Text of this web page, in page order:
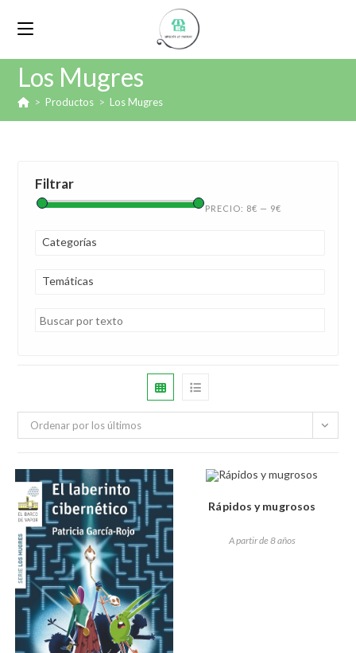
Los Mugres
> Productos > Los Mugres
Filtrar
PRECIO: 8€ — 9€
Categorías
Temáticas
Ordenar por los últimos
Rápidos y mugrosos
A partir de 8 años